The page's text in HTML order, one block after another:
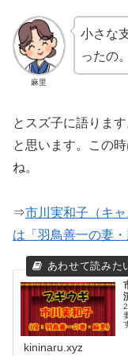
麻里
小さな
ったの。
とスズ子に語りま
と思います。この
ね。
⇒市川実和子（キ
は「羽鳥善一の妻・
kininaru.xyz